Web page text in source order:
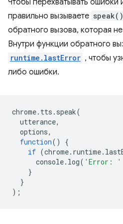
Чтобы перехватывать ошибки
правильно вызываете speak()
обратного вызова, которая
Внутри функции обратного
runtime.lastError , чтобы
либо ошибки.
chrome. tts . speak(
utterance,
options,
function()
{
if (chrome. runtime.
console. log( 'Error: '
}
}
);